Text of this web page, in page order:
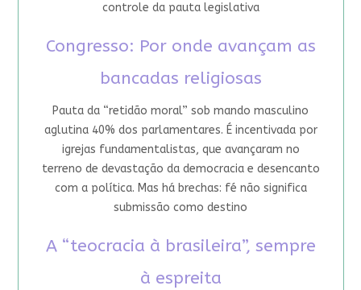
controle da pauta legislativa
Congresso: Por onde avançam as
bancadas religiosas
Pauta da “retidão moral” sob mando masculino
aglutina 40% dos parlamentares. É incentivada por
igrejas fundamentalistas, que avançaram no
terreno de devastação da democracia e desencanto
com a política. Mas há brechas: fé não significa
submissão como destino
A “teocracia à brasileira”, sempre
à espreita